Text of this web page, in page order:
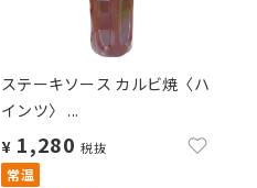
ステーキソース カルビ焼〈ハ
インツ〉 ...
¥ 1,280 税抜
常温